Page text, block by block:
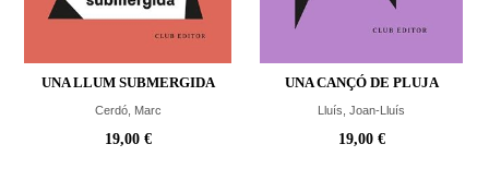
UNA LLUM SUBMERGIDA
Cerdó, Marc
19,00 €
UNA CANÇÓ DE PLUJA
Lluís, Joan-Lluís
19,00 €